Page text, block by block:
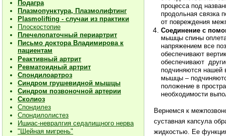
Подагра
Плазмопунктура, Плазмолифтинг
Plasmolifting - случаи из практики
Плоскостопие
Плечелопаточный периартрит
Письмо доктора Владимирова к
пациентам
Реактивный артрит
Ревматоидный артрит
Спондилоартроз
Синдром грушевидной мышцы
Синдром позвоночной артерии
Сколиоз
Спондилез
Спондилолистез
Ишиас-невралгия седалищного нерва
"Шейная мигрень"
процесса под
продольная связка
от повреждения
Соединение с
мышцы спины
напряжением все
обеспечивают
обеспечивают
подчиняются нашей
мышцы –
положение в
необходимости
Вернемся к
суставная капсула
жидкостью. Ее